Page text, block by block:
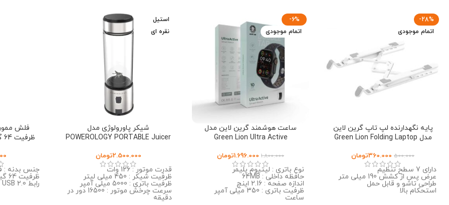
-28%
اتمام موجودی
پایه نگهدارنده لپ تاپ گرین لاین
مدل Green Lion Folding Laptop
500.000
360.000تومان
دارای 7 سطح تنظیم
عرض پس از کشش 190 میلی متر
طراحی تاشو و قابل حمل
استحکام بالا
-6%
اتمام موجودی
ساعت هوشمند گرین لاین مدل
Green Lion Ultra Active
1.800.000
1.696.000تومان
نوع باتری : لیتیوم پلیمر
حافظه داخلی : 64MB
اندازه صفحه : 2.16 اینچ
ظرفیت باتری : 350 میلی آمپر
ساعت
استیل
نقره ای
شیکر پاورولوژی مدل
POWEROLOGY PORTABLE Juicer
2.500.000تومان
قدرت موتور : 126 وات
ظرفیت شیکر : 450 میلی لیتر
ظرفیت باتری : 5000 میلی آمپر
سرعت چرخش موتور : 16500 دور در
دقیقه
فلش
جنس بدنه :
ظرفیت 64 گیگابایت
رابط USB 2.0